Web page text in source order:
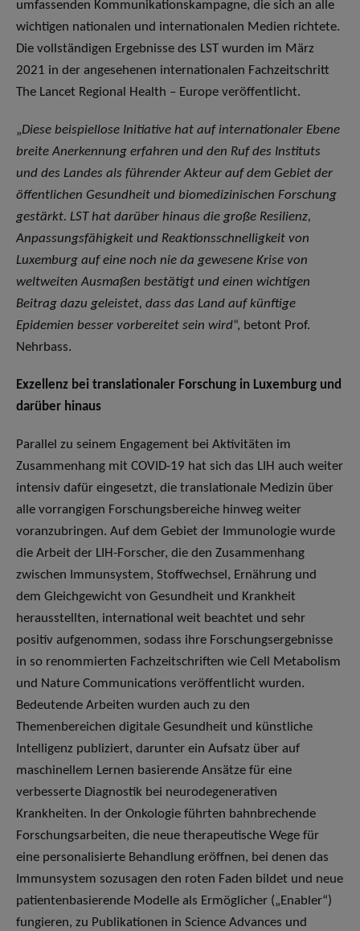
umfassenden Kommunikationskampagne, die sich an alle
wichtigen nationalen und internationalen Medien richtete.
Die vollständigen Ergebnisse des LST wurden im März
2021 in der angesehenen internationalen Fachzeitschritt
The Lancet Regional Health – Europe veröffentlicht.
„Diese beispiellose Initiative hat auf internationaler Ebene
breite Anerkennung erfahren und den Ruf des Instituts
und des Landes als führender Akteur auf dem Gebiet der
öffentlichen Gesundheit und biomedizinischen Forschung
gestärkt. LST hat darüber hinaus die große Resilienz,
Anpassungsfähigkeit und Reaktionsschnelligkeit von
Luxemburg auf eine noch nie da gewesene Krise von
weltweiten Ausmaßen bestätigt und einen wichtigen
Beitrag dazu geleistet, dass das Land auf künftige
Epidemien besser vorbereitet sein wird“, betont Prof.
Nehrbass.
Exzellenz bei translationaler Forschung in Luxemburg und
darüber hinaus
Parallel zu seinem Engagement bei Aktivitäten im
Zusammenhang mit COVID-19 hat sich das LIH auch weiter
intensiv dafür eingesetzt, die translationale Medizin über
alle vorrangigen Forschungsbereiche hinweg weiter
voranzubringen. Auf dem Gebiet der Immunologie wurde
die Arbeit der LIH-Forscher, die den Zusammenhang
zwischen Immunsystem, Stoffwechsel, Ernährung und
dem Gleichgewicht von Gesundheit und Krankheit
herausstellten, international weit beachtet und sehr
positiv aufgenommen, sodass ihre Forschungsergebnisse
in so renommierten Fachzeitschriften wie Cell Metabolism
und Nature Communications veröffentlicht wurden.
Bedeutende Arbeiten wurden auch zu den
Themenbereichen digitale Gesundheit und künstliche
Intelligenz publiziert, darunter ein Aufsatz über auf
maschinellem Lernen basierende Ansätze für eine
verbesserte Diagnostik bei neurodegenerativen
Krankheiten. In der Onkologie führten bahnbrechende
Forschungsarbeiten, die neue therapeutische Wege für
eine personalisierte Behandlung eröffnen, bei denen das
Immunsystem sozusagen den roten Faden bildet und neue
patientenbasierende Modelle als Ermöglicher („Enabler“)
fungieren, zu Publikationen in Science Advances und